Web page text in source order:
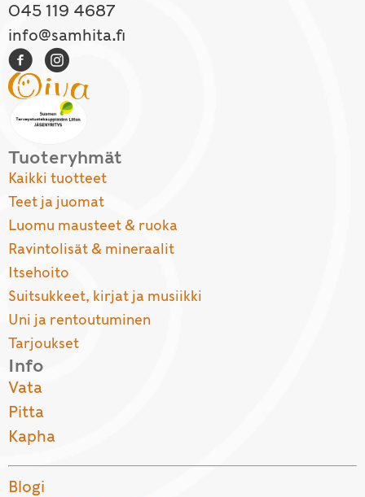
045 119 4687
info@samhita.fi
Tuoteryhmät
Kaikki tuotteet
Teet ja juomat
Luomu mausteet & ruoka
Ravintolisät & mineraalit
Itsehoito
Suitsukkeet, kirjat ja musiikki
Uni ja rentoutuminen
Tarjoukset
Info
Vata
Pitta
Kapha
Blogi